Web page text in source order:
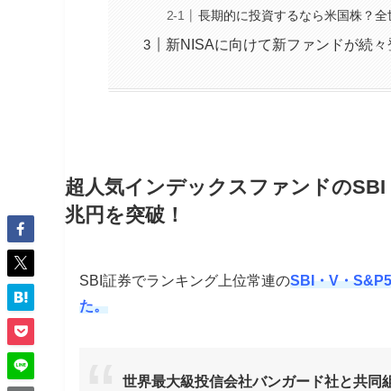
長期的に投資するなら米国株？全
新NISAに向けて新ファンドが続々
超人気インデックスファンドの
兆円を突破！
SBI証券でランキング上位常連のSBI・V・
た。
世界最大級投信会社バンガード社と共